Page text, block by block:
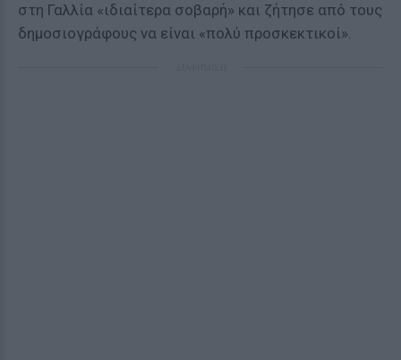
στη Γαλλία «ιδιαίτερα σοβαρή» και ζήτησε από τους
δημοσιογράφους να είναι «πολύ προσκεκτικοί».